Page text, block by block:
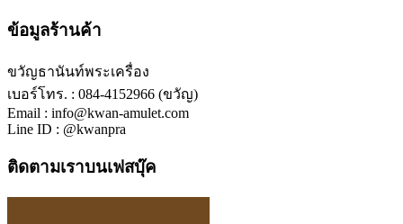
ข้อมูลร้านค้า
ขวัญธานันท์พระเครื่อง
เบอร์โทร. : 084-4152966 (ขวัญ)
Email : info@kwan-amulet.com
Line ID : @kwanpra
ติดตามเราบนเฟสบุ๊ค